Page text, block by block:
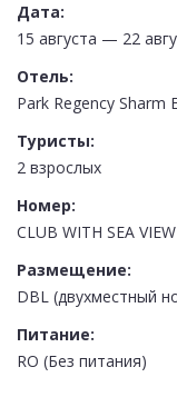
Дата:
15 августа — 22
Отель:
Park Regency Sharm
Туристы:
2 взрослых
Номер:
CLUB WITH SEA VIEW
Размещение:
DBL (двухместный
Питание:
RO (Без питания)